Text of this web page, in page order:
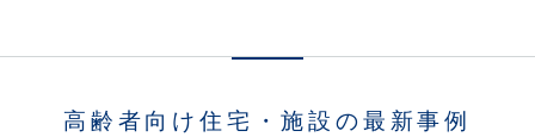
高齢者向け住宅・施設の最新事例